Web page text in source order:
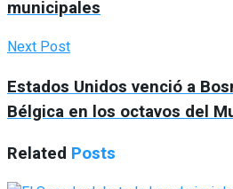
municipales
Next Post
Estados Unidos venció a
Bélgica en los octavos del
Related Posts